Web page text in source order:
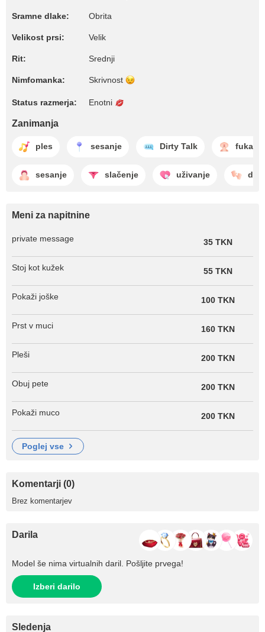
Sramne dlake: Obrita
Velikost prsi: Velik
Rit: Srednji
Nimfomanka: Skrivnost
Status razmerja: Enotni
Zanimanja
ples sesanje Dirty Talk
sesanje slačenje uživanje
Meni za napitnine
private message 35 TKN
Stoj kot kužek 55 TKN
Pokaži joške 100 TKN
Prst v muci 160 TKN
Pleši 200 TKN
Obuj pete 200 TKN
Pokaži muco 200 TKN
poglej vse
Komentarji (0)
Brez komentarjev
Darila
Model še nima virtualnih daril. Pošljite prvega!
Izberi darilo
Sledenja